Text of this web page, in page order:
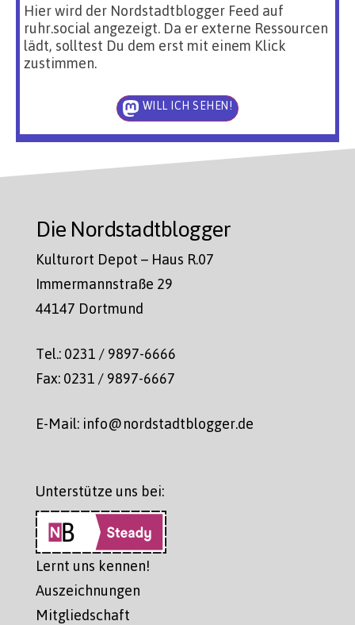
Hier wird der Nordstadtblogger Feed auf
ruhr.social angezeigt. Da er externe Ressourcen
lädt, solltest Du dem erst mit einem Klick
zustimmen.
WILL ICH SEHEN!
Die Nordstadtblogger
Kulturort Depot – Haus R.07
Immermannstraße 29
44147 Dortmund
Tel.: 0231 / 9897-6666
Fax: 0231 / 9897-6667
E-Mail: info@nordstadtblogger.de
Unterstütze uns bei:
Lernt uns kennen!
Auszeichnungen
Mitgliedschaft